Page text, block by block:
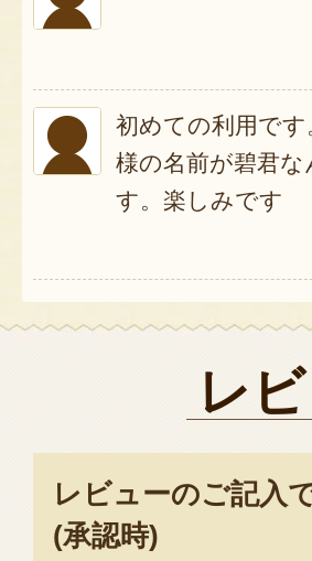
初めての利用で
様の名前が碧君
す。楽しみです
レ
レビューのご記入で
(承認時)